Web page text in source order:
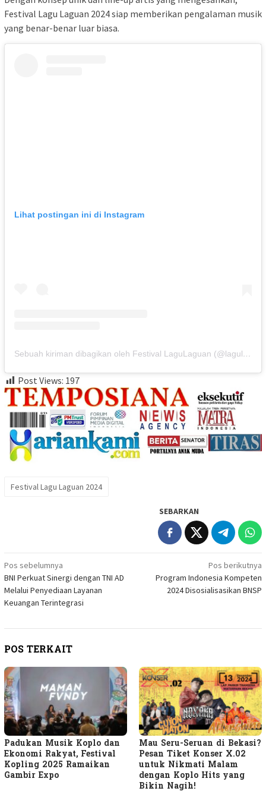
Festival Lagu Laguan 2024 siap memberikan pengalaman musik
yang benar-benar luar biasa.
Lihat postingan ini di Instagram
Sebuah kiriman dibagikan oleh Festival LaguLaguan (@lagulaguanfest)
Post Views: 197
Festival Lagu Laguan 2024
SEBARKAN
Navigasi
pos
Pos sebelumnya
BNI Perkuat Sinergi dengan TNI AD
Melalui Penyediaan Layanan
Keuangan Terintegrasi
Pos berikutnya
Program Indonesia Kompeten
2024 Disosialisasikan BNSP
POS TERKAIT
Padukan Musik Koplo dan
Ekonomi Rakyat, Festival
Kopling 2025 Ramaikan
Gambir Expo
Mau Seru-Seruan di Bekasi?
Pesan Tiket Konser X.02
untuk Nikmati Malam
dengan Koplo Hits yang
Bikin Nagih!